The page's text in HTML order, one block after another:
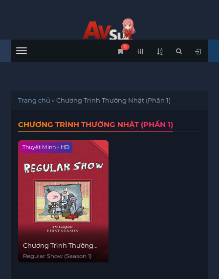
Menu
0
Trang chủ »Chương Trình Thường Nhật (Phần 1)
CHƯƠNG TRÌNH THƯỜNG NHẬT (PHẦN 1)
Thuyết Minh - HD
Chương Trình Thường
Nhật (Phần 1)
Regular Show (Season 1)